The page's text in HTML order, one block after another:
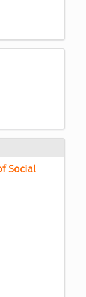
Social